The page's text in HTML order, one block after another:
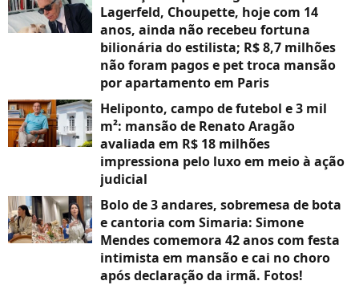
Lagerfeld, Choupette, hoje com 14
anos, ainda não recebeu fortuna
bilionária do estilista; R$ 8,7 milhões
não foram pagos e pet troca mansão
por apartamento em Paris
Heliponto, campo de futebol e 3 mil
m²: mansão de Renato Aragão
avaliada em R$ 18 milhões
impressiona pelo luxo em meio à ação
judicial
Bolo de 3 andares, sobremesa de bota
e cantoria com Simaria: Simone
Mendes comemora 42 anos com festa
intimista em mansão e cai no choro
após declaração da irmã. Fotos!